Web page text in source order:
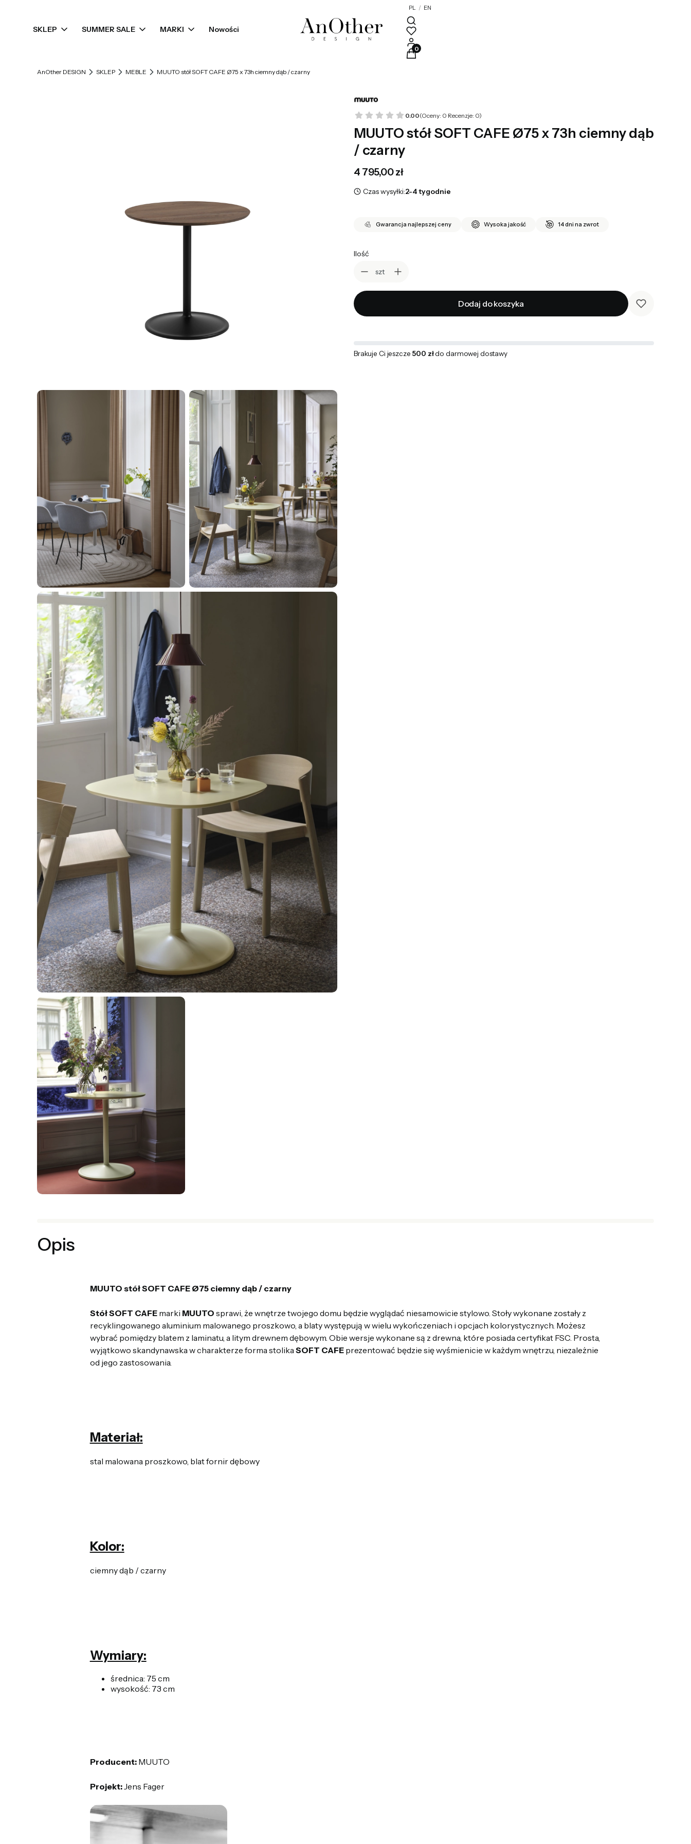
SKLEP SUMMER SALE MARKI Nowości
PL / EN
Produkty w koszyku: 0. Zobacz szczegóły
AnOther DESIGN SKLEP MEBLE MUUTO stół SOFT CAFE Ø75 x 73h ciemny dąb / czarny
0.00(Oceny: 0 Recenzje: 0)
MUUTO stół SOFT CAFE Ø75 x 73h ciemny dąb
/ czarny
Cena
4 795,00 zł
Czas wysyłki:2-4 tygodnie
Gwarancja najlepszej ceny Wysoka jakość 14 dni na zwrot
Ilość
szt
Dodaj do koszyka
Brakuje Ci jeszcze 500 złdo darmowej dostawy
Opis
MUUTO stół SOFT CAFE Ø75 ciemny dąb / czarny
Stół SOFT CAFE marki MUUTO sprawi, że wnętrze twojego domu będzie wyglądać niesamowicie stylowo. Stoły wykonane zostały z
recyklingowanego aluminium malowanego proszkowo, a blaty występują w wielu wykończeniach i opcjach kolorystycznych. Możesz
wybrać pomiędzy blatem z laminatu, a litym drewnem dębowym. Obie wersje wykonane są z drewna, które posiada certyfikat FSC. Prosta,
wyjątkowo skandynawska w charakterze forma stolika SOFT CAFEprezentować będzie się wyśmienicie w każdym wnętrzu, niezależnie
od jego zastosowania.
Materiał:
stal malowana proszkowo, blat fornir dębowy
Kolor:
ciemny dąb / czarny
Wymiary:
średnica: 75 cm
wysokość: 73 cm
Producent:MUUTO
Projekt:Jens Fager